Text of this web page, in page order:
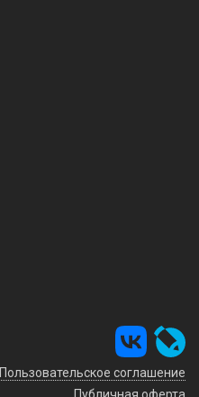
Пользовательское соглашение